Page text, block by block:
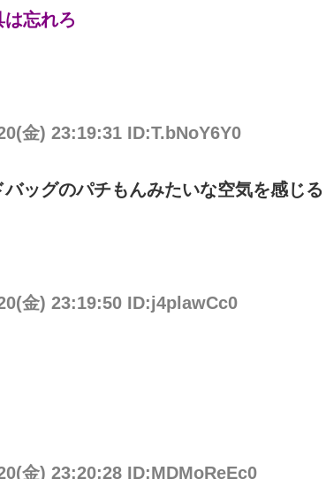
忘れろ
金) 23:19:31 ID:T.bNoY6Y0
ッグのパチもんみたいな空気を感じる
金) 23:19:50 ID:j4plawCc0
金) 23:20:28 ID:MDMoReEc0